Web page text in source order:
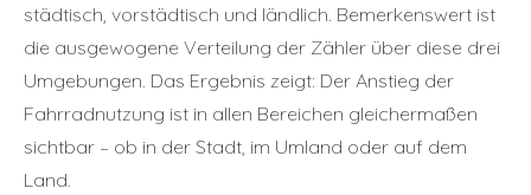
städtisch, vorstädtisch und ländlich. Bemerkenswert ist
die ausgewogene Verteilung der Zähler über diese drei
Umgebungen. Das Ergebnis zeigt: Der Anstieg der
Fahrradnutzung ist in allen Bereichen gleichermaßen
sichtbar – ob in der Stadt, im Umland oder auf dem
Land.